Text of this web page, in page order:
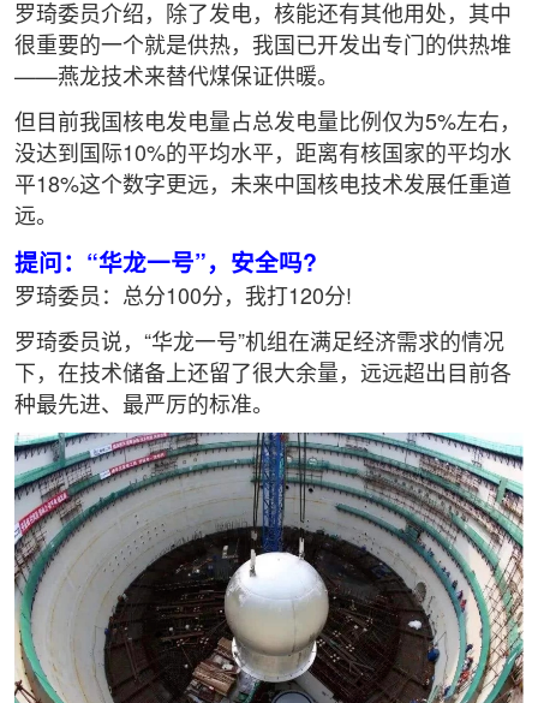
罗琦委员介绍，除了发电，核能还有其他用处，其中
很重要的一个就是供热，我国已开发出专门的供热堆
——燕龙技术来替代煤保证供暖。
但目前我国核电发电量占总发电量比例仅为5%左右，
没达到国际10%的平均水平，距离有核国家的平均水
平18%这个数字更远，未来中国核电技术发展任重道
远。
提问：“华龙一号”，安全吗?
罗琦委员：总分100分，我打120分!
罗琦委员说，“华龙一号”机组在满足经济需求的情况
下，在技术储备上还留了很大余量，远远超出目前各
种最先进、最严厉的标准。